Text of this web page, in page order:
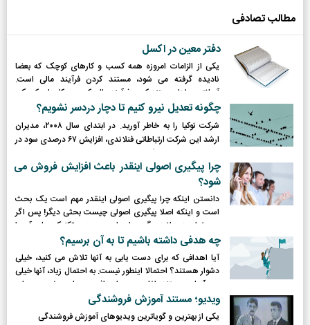
مطالب تصادفی
دفتر معین در اکسل
یکی از الزامات امروزه همه کسب و کارهای کوچک که بعضا
نادیده گرفته می شود، مستند کردن فرآیند مالی است.
آسانترین ابزار مستند کردن فرآیند مالی کسب و کارهای کوچک،
استفاده از دفتر معین است. جهت استفاده آسان و گزارش
گیری در بازه های زمانی مختلف پیشنهاد می شود از "دفتر
معین در اکسل" استفاده کنید.
چگونه تعدیل نیرو کنیم تا دچار دردسر نشویم؟
شرکت نوکیا را به خاطر آورید. در ابتدای سال۲۰۰۸، مدیران
ارشد این شرکت ارتباطاتی فنلاندی، افزایش۶۷درصدی سود در
یک سال را جشن گرفتند. با این وجود، رقابت این شرکت با
رقبای آسیایی که محصولات ارزانی داشتند، منجر به کاهش۳۵
درصدی قیمت محصولات نوکیا طی چند سال بعد شد.
مجبور به تعدیل نیروی 2300 نفری شد!
چرا پیگیری اصولی اینقدر باعث افزایش فروش می
شود؟
دانستن اینکه چرا پیگیری اصولی اینقدر مهم است یک بحث
است و اینکه اصلا پیگیری اصولی چیست بحثی دیگر! پس اگر
می خواهید بدانید پیگیری اصولی چیست و تکنیک های آن را
به کار ببندید با «ناب آفرینی» همراه شوید.
چه هدفی داشته باشیم تا به آن برسیم؟
آیا اهدافی که برای دست یابی به آنها تلاش می کنید، خیلی
دشوار هستند؟ احتمالا اینطور نیست. به احتمال زیاد، آنها خیلی
هم آسان هستند. اغلب مردم اهدافی معمولی و غیر مهم برای
خود تعیین می کنند و به آنها توجه نمی کنند، آنها را جدی نمی
گیرند و به یاد نمی آورند.
ویدیو؛ مستند آموزش فروشندگی
یکی از بهترین و گویاترین ویدیوهای آموزش فروشندگی